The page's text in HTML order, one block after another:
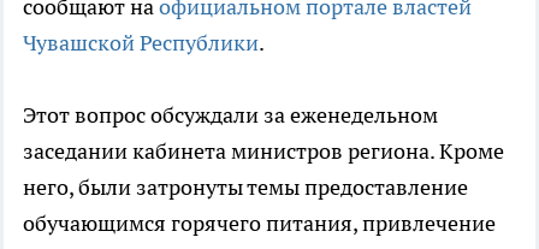
сообщают наофициальном портале властей
Чувашской Республики.
Этот вопрос обсуждали за еженедельном
заседании кабинета министров региона. Кроме
него, были затронуты темы предоставление
обучающимся горячего питания, привлечение